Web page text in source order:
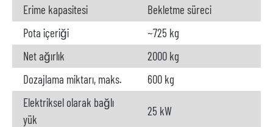
Erime kapasitesi
Bekletme süreci
Pota içeriği
~725 kg
Net ağırlık
2000 kg
Dozajlama miktarı, maks.
600 kg
Elektriksel olarak bağlı
yük
25 kW